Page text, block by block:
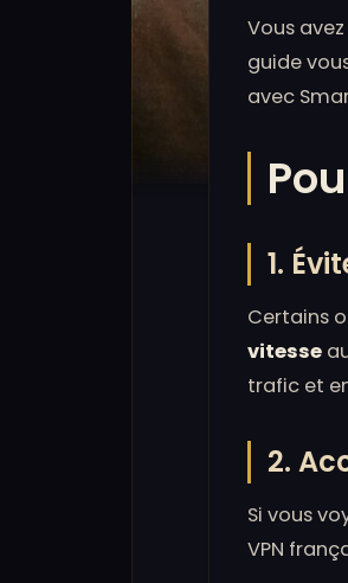
Vous
guide
avec
1.
Certains
vitesse
trafic et
2.
Si vous
VPN